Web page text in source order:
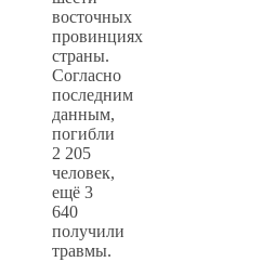
восточных
провинциях
страны.
Согласно
последним
данным,
погибли
2 205
человек,
ещё 3
640
получили
травмы.